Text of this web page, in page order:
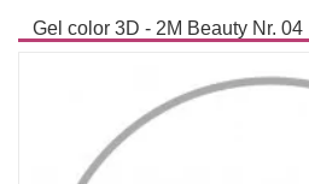
Gel color 3D - 2M Beauty Nr. 04